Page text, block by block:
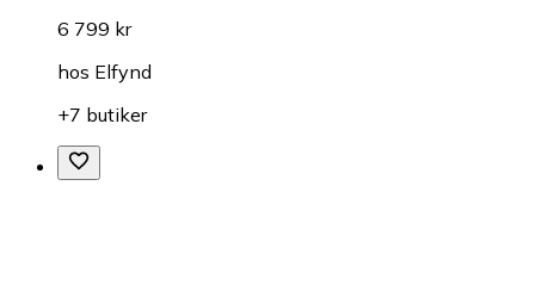
6 799 kr
hos Elfynd
+7 butiker